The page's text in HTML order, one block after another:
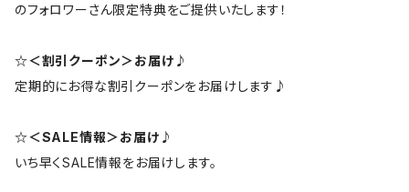
のフォロワーさん限定特典をご提供いたします！
☆＜割引クーポン＞お届け♪
定期的にお得な割引クーポンをお届けします♪
☆＜SALE情報＞お届け♪
いち早くSALE情報をお届けします。